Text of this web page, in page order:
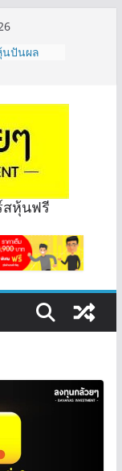
นปันผล
| Q&A
าะถือเป็น
EP.1166
ตัวไหน
ะถือเอา
–
| Q&A
สหุ้นฟรี